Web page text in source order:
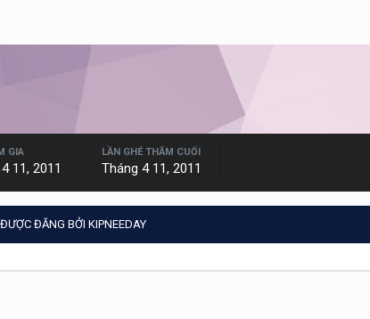
GIA
11, 2011
LẦN GHÉ THĂM CUỐI
Tháng 4 11, 2011
ĐĂNG BỞI KIPNEEDAY